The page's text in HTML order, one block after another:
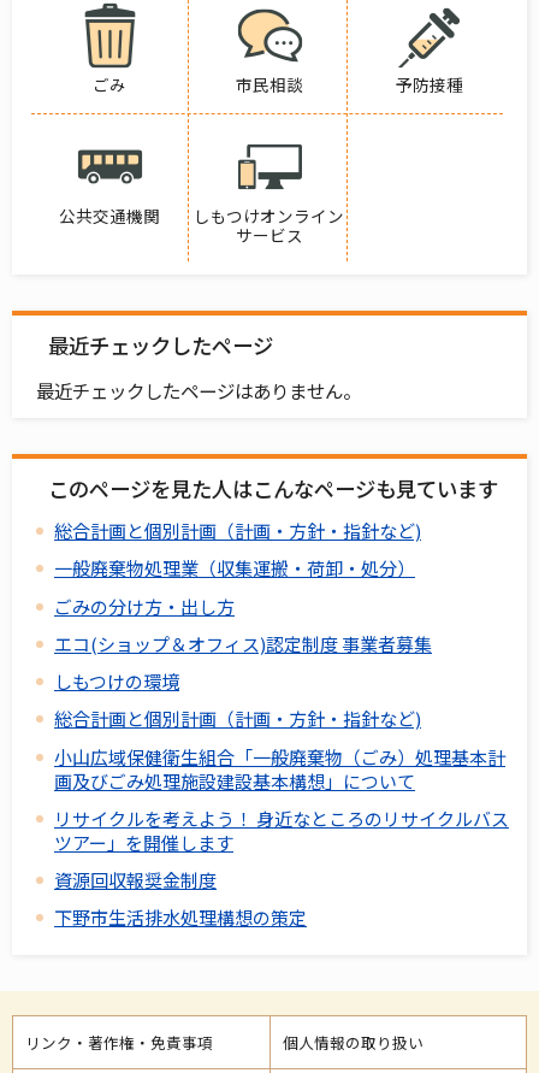
ごみ 市民相談 予防接種
公共交通機関
しもつけオンライン
サービス
最近チェックしたページ
最近チェックしたページはありません。
このページを見た人はこんなページも見ています
総合計画と個別計画（計画・方針・指針など)
一般廃棄物処理業（収集運搬・荷卸・処分）
ごみの分け方・出し方
エコ(ショップ＆オフィス)認定制度 事業者募集
しもつけの環境
総合計画と個別計画（計画・方針・指針など)
小山広域保健衛生組合「一般廃棄物（ごみ）処理基本計
画及びごみ処理施設建設基本構想」について
リサイクルを考えよう！ 身近なところのリサイクルバス
ツアー」を開催します
資源回収報奨金制度
下野市生活排水処理構想の策定
リンク・著作権・免責事項 個人情報の取り扱い